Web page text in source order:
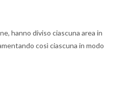
hanno diviso ciascuna area in
così ciascuna in modo